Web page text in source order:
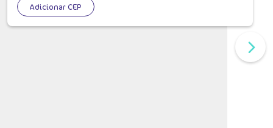
Adicionar CEP